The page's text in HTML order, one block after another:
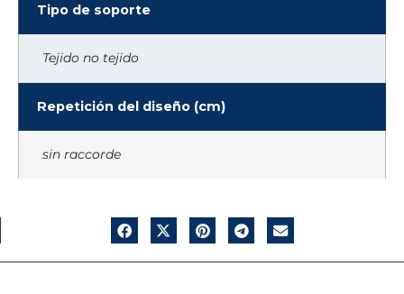
Tipo de soporte
Tejido no tejido
Repetición del diseño (cm)
sin raccorde